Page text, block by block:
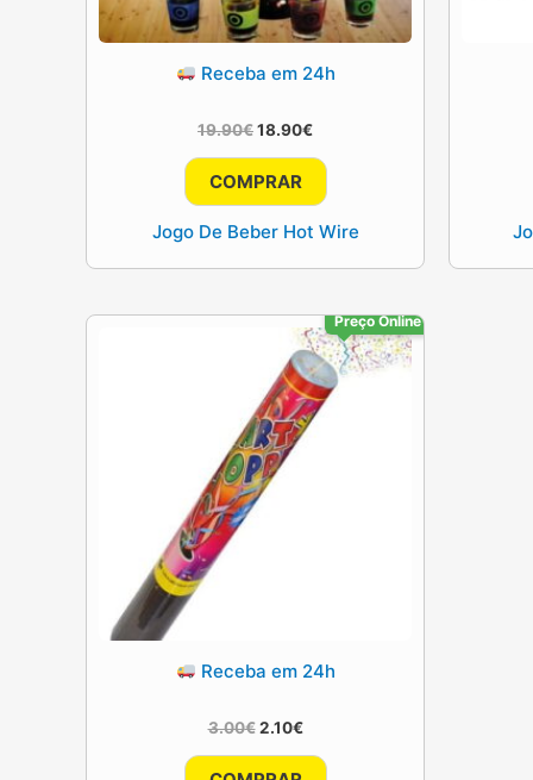
Receba em 24h
19.90€O
era:
19.90€.
18.90€O
atual
é:
18.90€.
COMPRAR
Jogo De Beber Hot Wire
Preço Online
Receba em 24h
3.00€ O
2.10€O
atual